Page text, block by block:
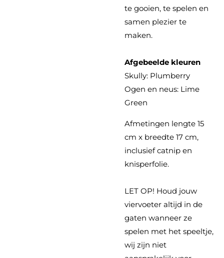
te gooien, te spelen en
samen plezier te
maken.
Afgebeelde kleuren
Skully: Plumberry
Ogen en neus: Lime
Green
Afmetingen lengte 15
cm x breedte 17 cm,
inclusief catnip en
knisperfolie.
LET OP! Houd jouw
viervoeter altijd in de
gaten wanneer ze
spelen met het speeltje,
wij zijn niet